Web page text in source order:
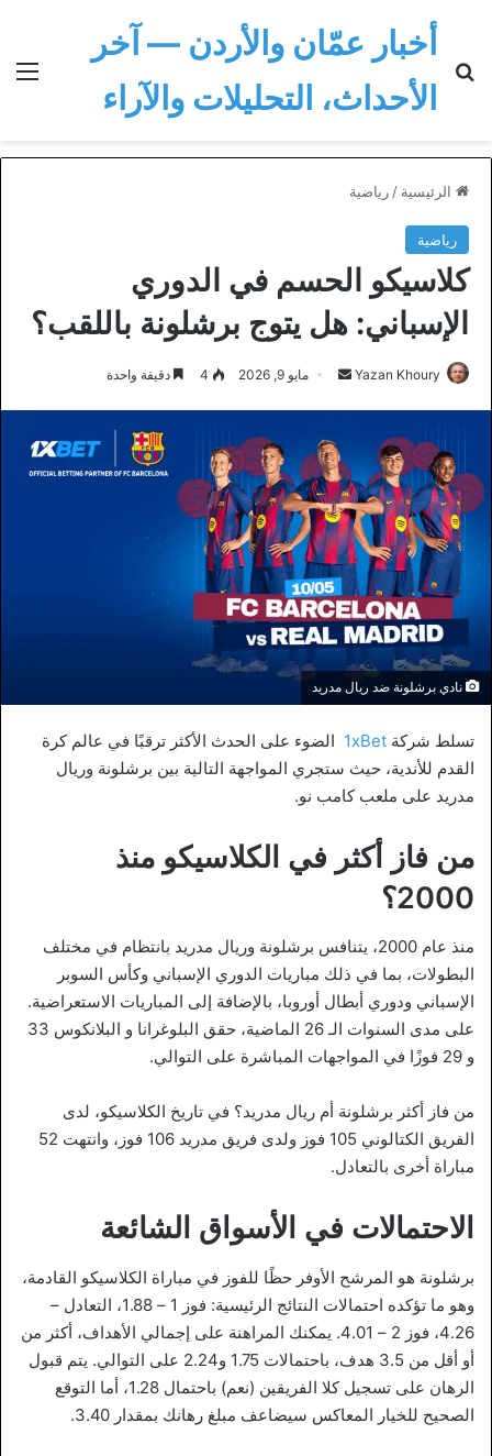
أخبار عمّان والأردن — آخر
الأحداث، التحليلات والآراء
الرئيسية / رياضية
رياضية
كلاسيكو الحسم في الدوري
الإسباني: هل يتوج برشلونة باللقب؟
Yazan Khoury
أرسل مايو 9, 2026 4 دقيقة واحدة
نادي برشلونة ضد ريال مدريد
تسلط شركة 1xBet الضوء على الحدث الأكثر ترقبًا في عالم كرة
القدم للأندية، حيث ستجري المواجهة التالية بين برشلونة وريال
مدريد على ملعب كامب نو.
من فاز أكثر في الكلاسيكو منذ
2000؟
منذ عام 2000، يتنافس برشلونة وريال مدريد بانتظام في مختلف
البطولات، بما في ذلك مباريات الدوري الإسباني وكأس السوبر
الإسباني ودوري أبطال أوروبا، بالإضافة إلى المباريات الاستعراضية.
على مدى السنوات الـ 26 الماضية، حقق البلوغرانا و البلانكوس 33
و 29 فوزًا في المواجهات المباشرة على التوالي.
من فاز أكثر برشلونة أم ريال مدريد؟ في تاريخ الكلاسيكو، لدى
الفريق الكتالوني 105 فوز ولدى فريق مدريد 106 فوز، وانتهت 52
مباراة أخرى بالتعادل.
الاحتمالات في الأسواق الشائعة
برشلونة هو المرشح الأوفر حظًا للفوز في مباراة الكلاسيكو القادمة،
وهو ما تؤكده احتمالات النتائج الرئيسية: فوز 1 – 1.88، التعادل –
4.26، فوز 2 – 4.01. يمكنك المراهنة على إجمالي الأهداف، أكثر من
أو أقل من 3.5 هدف، باحتمالات 1.75 و2.24 على التوالي. يتم قبول
الرهان على تسجيل كلا الفريقين (نعم) باحتمال 1.28، أما التوقع
الصحيح للخيار المعاكس سيضاعف مبلغ رهانك بمقدار 3.40.